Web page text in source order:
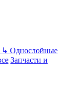
↳ Однослойные
Запчасти и